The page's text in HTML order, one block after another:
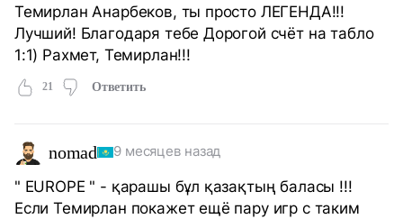
Темирлан Анарбеков, ты просто ЛЕГЕНДА!!!
Лучший! Благодаря тебе Дорогой счёт на табло
1:1) Рахмет, Темирлан!!!
21 Ответить
nomad 9 месяцев назад
" EUROPE " - қарашы бұл қазақтың баласы !!!
Если Темирлан покажет ещё пару игр с таким